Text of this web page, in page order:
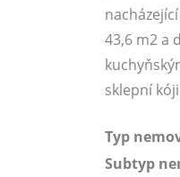
43,6 m2 a
sklepní
Typ
Subtyp